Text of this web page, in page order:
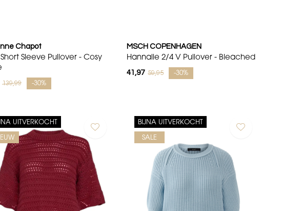
Chapot
Sleeve Pullover - Cosy
139,99 -30%
MSCH COPENHAGEN
Hannalie 2/4 V Pullover - Bleached
41,97 59,95 -30%
UITVERKOCHT BIJNA UITVERKOCHT
SALE